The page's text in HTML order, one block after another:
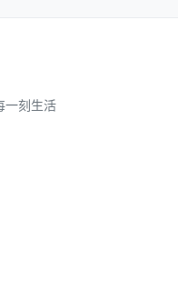
抱歉
嚣
刀
一刻生活